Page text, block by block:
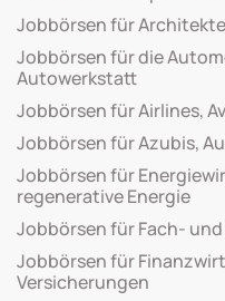
Jobbörsen für
Jobbörsen für die
Autowerkstatt
Jobbörsen für Airlines,
Jobbörsen für Azubis,
Jobbörsen für
regenerative Energie
Jobbörsen für Fach-
Jobbörsen für
Versicherungen